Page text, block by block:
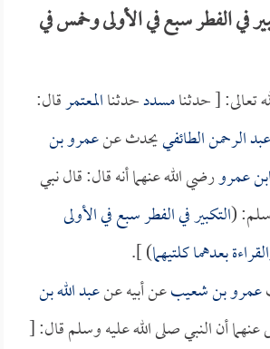
الفطر سبع في الأولى وخمس في
تعالى: [ حدثنامسددحدثناالمعتمرقال:
الرحمن الطائفييحدث عنعمرو بن
ابن عمرورضي الله عنهما أنه قال: قال نبي
(التكبير في الفطر سبع في الأولى
بعدهما كلتيهما) ].
عمرو بن شعيبعن أبيه عنعبد الله بن
عنهما أن النبي صلى الله عليه وسلم قال: [